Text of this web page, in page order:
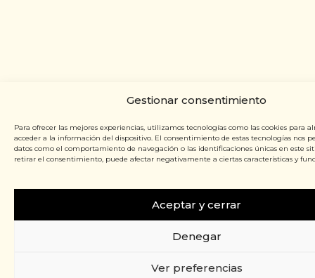
Gestionar consentimiento
Para ofrecer las mejores experiencias, utilizamos tecnologías como las cookies para
acceder a la información del dispositivo. El consentimiento de estas tecnologías nos
datos como el comportamiento de navegación o las identificaciones únicas en este
retirar el consentimiento, puede afectar negativamente a ciertas características y
Aceptar y cerrar
Denegar
Ver preferencias